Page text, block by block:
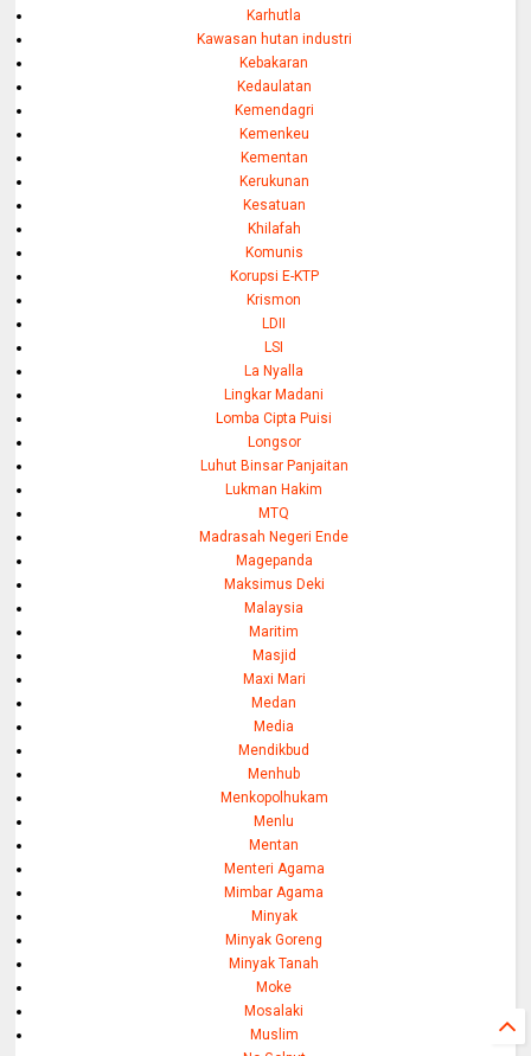
Karhutla
Kawasan hutan industri
Kebakaran
Kedaulatan
Kemendagri
Kemenkeu
Kementan
Kerukunan
Kesatuan
Khilafah
Komunis
Korupsi E-KTP
Krismon
LDII
LSI
La Nyalla
Lingkar Madani
Lomba Cipta Puisi
Longsor
Luhut Binsar Panjaitan
Lukman Hakim
MTQ
Madrasah Negeri Ende
Magepanda
Maksimus Deki
Malaysia
Maritim
Masjid
Maxi Mari
Medan
Media
Mendikbud
Menhub
Menkopolhukam
Menlu
Mentan
Menteri Agama
Mimbar Agama
Minyak
Minyak Goreng
Minyak Tanah
Moke
Mosalaki
Muslim